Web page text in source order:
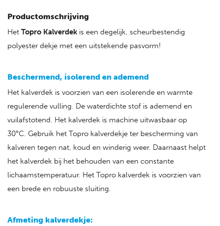
Productomschrijving
Het Topro Kalverdek is een degelijk, scheurbestendig
polyester dekje met een uitstekende pasvorm!
Beschermend, isolerend en ademend
Het kalverdek is voorzien van een isolerende en warmte
regulerende vulling. De waterdichte stof is ademend en
vuilafstotend. Het kalverdek is machine uitwasbaar op
30°C. Gebruik het Topro kalverdekje ter bescherming van
kalveren tegen nat, koud en winderig weer. Daarnaast helpt
het kalverdek bij het behouden van een constante
lichaamstemperatuur. Het Topro kalverdek is voorzien van
een brede en robuuste sluiting.
Afmeting kalverdekje: